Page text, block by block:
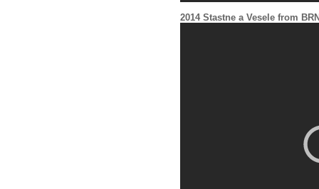
2014 Stastne a Vesele from